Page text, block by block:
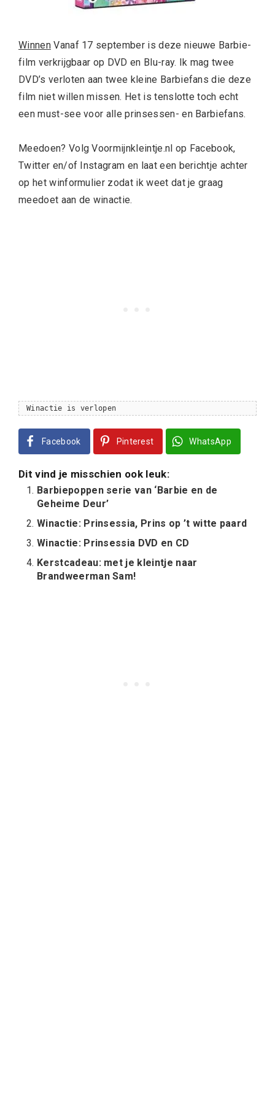
WinnenVanaf 17 september is deze nieuwe Barbie-
film verkrijgbaar op DVD en Blu-ray. Ik mag twee
DVD’s verloten aan twee kleine Barbiefans die deze
film niet willen missen. Het is tenslotte toch echt
een must-see voor alle prinsessen- en Barbiefans.
Meedoen? Volg Voormijnkleintje.nl op Facebook,
Twitter en/of Instagram en laat een berichtje achter
op het winformulier zodat ik weet dat je graag
meedoet aan de winactie.
Winactie is verlopen
Facebook Pinterest WhatsApp
Dit vind je misschien ook leuk:
Barbiepoppen serie van ‘Barbie en de
Geheime Deur’
Winactie: Prinsessia, Prins op ’t witte paard
Winactie: Prinsessia DVD en CD
Kerstcadeau: met je kleintje naar
Brandweerman Sam!